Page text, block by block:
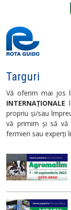
Targuri
Vă oferim mai jos
INTERNAŢIONALE
propriu şi/sau
vă primim şi să vă
fermieri sau experţi